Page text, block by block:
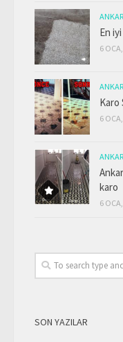
En
6
Karo
6
karo
6
SON YAZILAR